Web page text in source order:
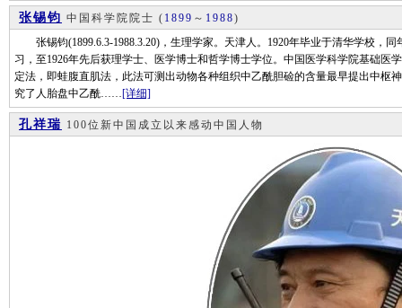
张锡钧 中国科学院院士 ( 1899 ～ 1988)
张锡钧(1899.6.3-1988.3.20)，生理学家。天津人。1920年毕业于清华学校，
习，至1926年先后获理学士、医学博士和哲学博士学位。中国医学科学院基础医
定法，即蛙腹直肌法，此法可测出动物各种组织中乙酰胆硷的含量最早提出中枢
究了人胎盘中乙酰……[详细]
孔祥瑞 100位新中国成立以来感动中国人物